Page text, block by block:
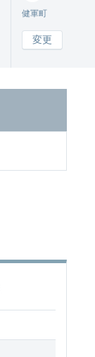
健軍町
変更